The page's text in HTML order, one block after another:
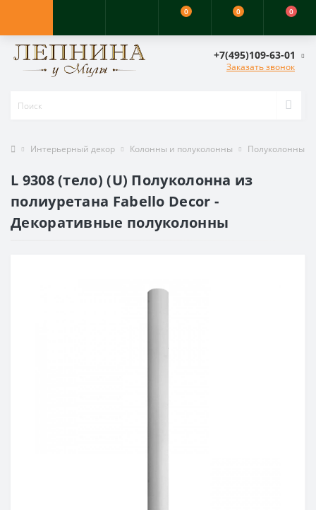
0 0 0
+7(495)109-63-01
Заказать звонок
Интерьерный декор Колонны и полуколонны Полуколонны
L 9308 (тело) (U) Полуколонна из
полиуретана Fabello Decor -
Декоративные полуколонны